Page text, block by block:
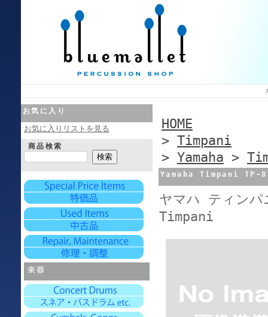
お気に入り
お気に入りリストを見る
商品検索
HOME
> Timpani
> Yamaha >
Yamaha Timpani TP-
ヤマハ ティン
Timpani